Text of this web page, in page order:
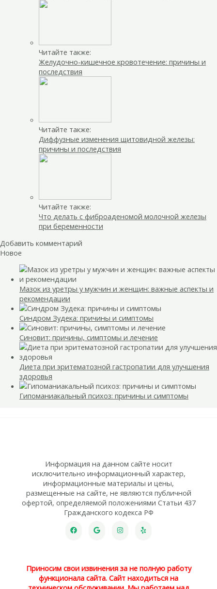
Читайте также:
Желудочно-кишечное кровотечение: причины и
последствия
Читайте также:
Диффузные изменения щитовидной железы:
причины и последствия
Читайте также:
Что делать с фиброаденомой молочной железы
при беременности
Добавить комментарий
Новое
Мазок из уретры у мужчин и женщин: важные аспекты и
рекомендации
Синдром Зудека: причины и симптомы
Синовит: причины, симптомы и лечение
Диета при эритематозной гастропатии для улучшения
здоровья
Гипоманиакальный психоз: причины и симптомы
Информация на данном сайте носит
исключительно информационный характер,
информационные материалы и цены,
размещенные на сайте, не являются публичной
офертой, определяемой положениями Статьи 437
Гражданского кодекса РФ
Приносим свои извинения за не полную работу
функционала сайта. Сайт находиться на